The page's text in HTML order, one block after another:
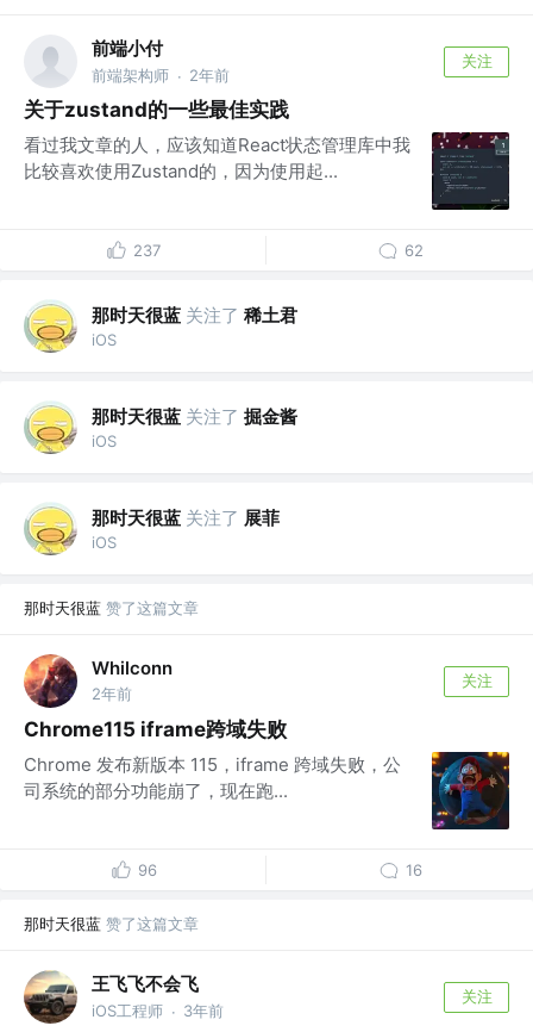
前端小付
前端架构师 · 2年前
关注
关于zustand的一些最佳实践
看过我文章的人，应该知道React状态管理库中我
比较喜欢使用Zustand的，因为使用起...
237 62
那时天很蓝 关注了 稀土君
iOS
那时天很蓝 关注了 掘金酱
iOS
那时天很蓝 关注了 展菲
iOS
那时天很蓝 赞了这篇文章
Whilconn
2年前
关注
Chrome115 iframe跨域失败
Chrome 发布新版本 115，iframe 跨域失败，公
司系统的部分功能崩了，现在跑...
96 16
那时天很蓝 赞了这篇文章
王飞飞不会飞
iOS工程师 · 3年前
关注